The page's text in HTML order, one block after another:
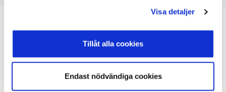
Visa detaljer
Tillåt alla cookies
Endast nödvändiga cookies
Inte kund ännu? Kom
igång nu!